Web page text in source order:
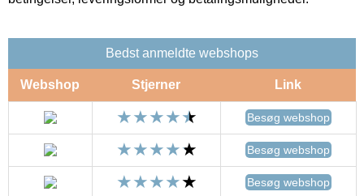
Bedst anmeldte webshops
Webshop Stjerner Link
Besøg webshop
Besøg webshop
Besøg webshop